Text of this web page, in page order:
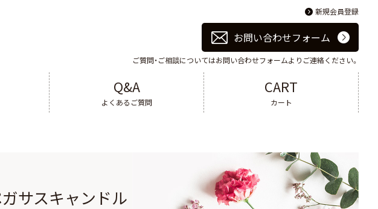
新規会員登録
お問い合わせフォーム
ご質問・ご相談についてはお問い合わせフォームよりご連絡ください。
Q&A
よくあるご質問
CART
カート
サスキャンドル